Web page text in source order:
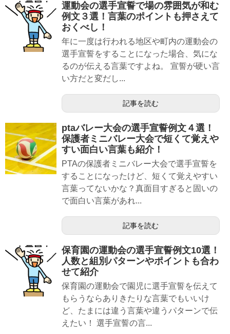
運動会の選手宣誓で場の雰囲気が和む
例文３選！言葉のポイントも押さえて
おくべし！
年に一度は行われる地区や町内の運動会の
選手宣誓をすることになった場合、気にな
るのが伝える言葉ですよね。 宣誓が硬い言
い方だと変だし...
記事を読む
ptaバレー大会の選手宣誓例文４選！
保護者ミニバレー大会で短くて覚えや
すい面白い言葉も紹介！
PTAの保護者ミニバレー大会で選手宣誓を
することになったけど、短くて覚えやすい
言葉ってないかな？真面目すぎると固いの
で面白い言葉があれ...
記事を読む
保育園の運動会の選手宣誓例文10選！
人数と組別パターンやポイントも合わ
せて紹介
保育園の運動会で園児に選手宣誓を伝えて
もらうならありきたりな言葉でもいいけ
ど、たまには違う言葉や違うパターンで伝
えたい！ 選手宣誓の言...